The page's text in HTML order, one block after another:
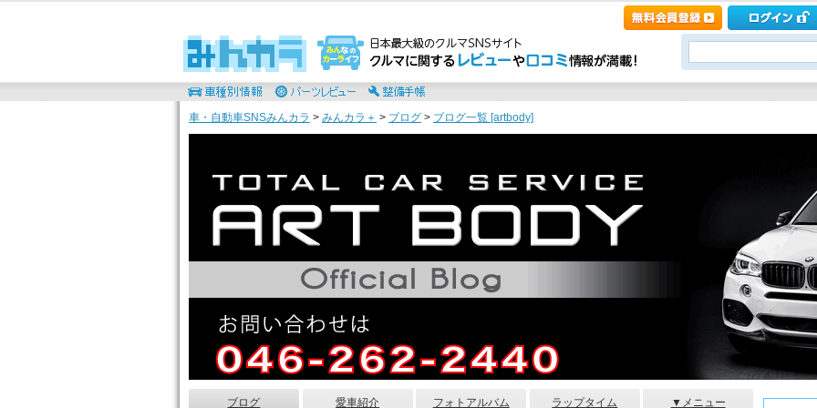
車・自動車SNSみんカラ > みんカラ＋ > ブログ > ブログ一覧 [artbody]
ブログ 愛車紹介 フォトアルバム ラップタイム ▼メニュー